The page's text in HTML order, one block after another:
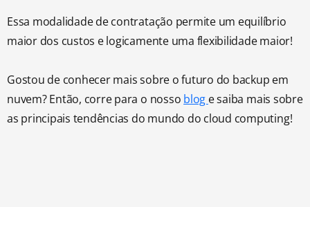
Essa modalidade de contratação permite um equilíbrio
maior dos custos e logicamente uma flexibilidade maior!
Gostou de conhecer mais sobre o futuro do backup em
nuvem? Então, corre para o nosso blog e saiba mais sobre
as principais tendências do mundo do cloud computing!